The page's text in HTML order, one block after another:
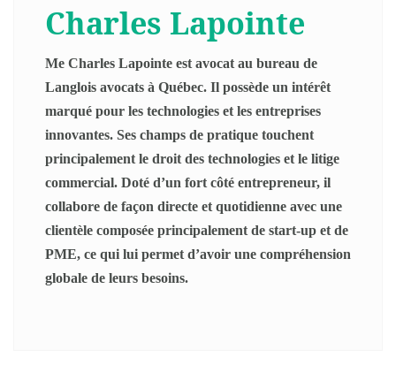
Charles Lapointe
Me Charles Lapointe est avocat au bureau de
Langlois avocats à Québec. Il possède un intérêt
marqué pour les technologies et les entreprises
innovantes. Ses champs de pratique touchent
principalement le droit des technologies et le litige
commercial. Doté d’un fort côté entrepreneur, il
collabore de façon directe et quotidienne avec une
clientèle composée principalement de start-up et de
PME, ce qui lui permet d’avoir une compréhension
globale de leurs besoins.